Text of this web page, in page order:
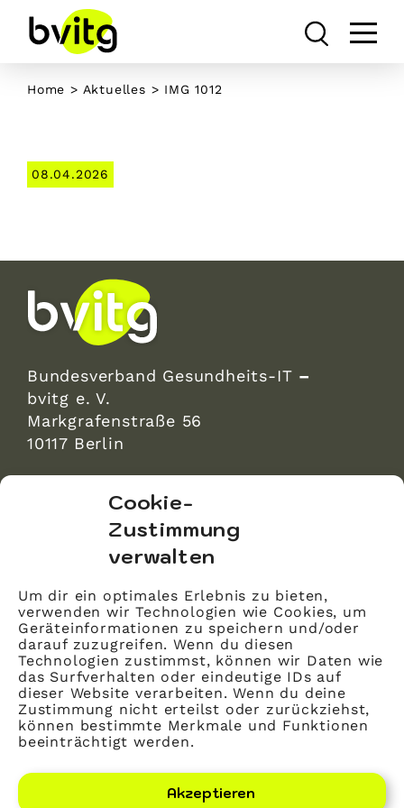
Cookie-
Zustimmung
verwalten
Um dir ein optimales Erlebnis zu bieten,
verwenden wir Technologien wie Cookies, um
Geräteinformationen zu speichern und/oder
darauf zuzugreifen. Wenn du diesen
Technologien zustimmst, können wir Daten wie
das Surfverhalten oder eindeutige IDs auf
dieser Website verarbeiten. Wenn du deine
Zustimmung nicht erteilst oder zurückziehst,
können bestimmte Merkmale und Funktionen
beeinträchtigt werden.
Akzeptieren
content
Home > Aktuelles > IMG 1012
08.04.2026
Bundesverband Gesundheits-IT –
bvitg e. V.
Markgrafenstraße 56
10117 Berlin
Markgrafenstraße 56
10117 Berlin
Impressum
Kontakt
Datenschutz
Mitglied werden
LinkedIn
YouTube